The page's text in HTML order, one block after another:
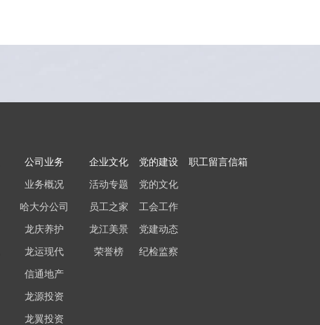
公司业务
业务概况
哈大分公司
龙庆养护
龙运现代
信通地产
龙源投资
龙翼投资
企业文化
活动专题
员工之家
龙江美景
荣誉榜
党的建设
党的文化
工会工作
党建动态
纪检监察
职工留言信箱